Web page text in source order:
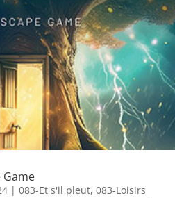
Game
| 083-Et s'il pleut, 083-Loisirs